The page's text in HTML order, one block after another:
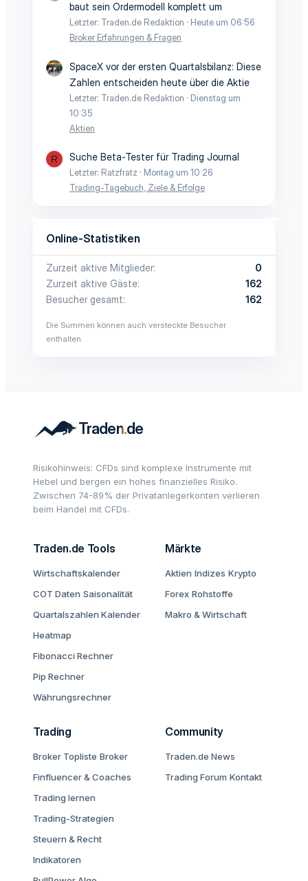
baut sein Ordermodell komplett um
Letzter: Traden.de Redaktion
Heute um 06:56
Broker Erfahrungen & Fragen
SpaceX vor der ersten Quartalsbilanz: Diese
Zahlen entscheiden heute über die Aktie
Letzter: Traden.de Redaktion
Dienstag um
10:35
Aktien
R Suche Beta-Tester für Trading Journal
Letzter: Ratzfratz
Montag um 10:26
Trading-Tagebuch, Ziele & Erfolge
Online-Statistiken
Zurzeit aktive Mitglieder
0
Zurzeit aktive Gäste
162
Besucher gesamt
162
Die Summen können auch versteckte Besucher
enthalten.
Risikohinweis: CFDs sind komplexe Instrumente mit
Hebel und bergen ein hohes finanzielles Risiko.
Zwischen 74-89% der Privatanlegerkonten verlieren
beim Handel mit CFDs.
Traden.de Tools
Wirtschaftskalender
COT Daten Saisonalität
Quartalszahlen Kalender
Heatmap
Fibonacci Rechner
Pip Rechner
Währungsrechner
Märkte
Aktien Indizes Krypto
Forex Rohstoffe
Makro & Wirtschaft
Trading
Broker Topliste Broker
Finfluencer & Coaches
Trading lernen
Trading-Strategien
Steuern & Recht
Indikatoren
Community
Traden.de News
Trading Forum Kontakt